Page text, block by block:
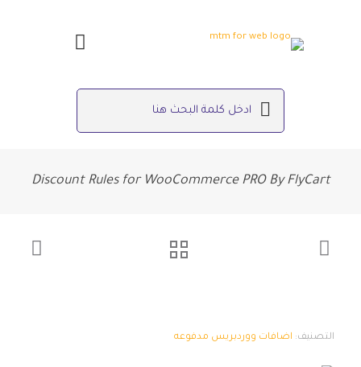
Discount Rules for WooCommerce PRO By FlyCart
التصنيف: اضافات ووردبريس مدفوعه